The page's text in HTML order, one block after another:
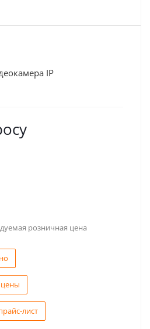
IP
розничная цена
лист